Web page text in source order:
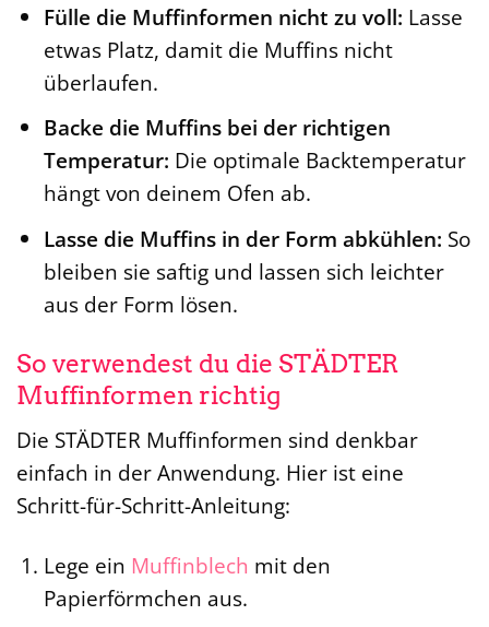
Fülle die Muffinformen nicht zu voll: Lasse
etwas Platz, damit die Muffins nicht
überlaufen.
Backe die Muffins bei der richtigen
Temperatur: Die optimale Backtemperatur
hängt von deinem Ofen ab.
Lasse die Muffins in der Form abkühlen: So
bleiben sie saftig und lassen sich leichter
aus der Form lösen.
So verwendest du die STÄDTER
Muffinformen richtig
Die STÄDTER Muffinformen sind denkbar
einfach in der Anwendung. Hier ist eine
Schritt-für-Schritt-Anleitung:
Lege ein Muffinblech mit den
Papierförmchen aus.